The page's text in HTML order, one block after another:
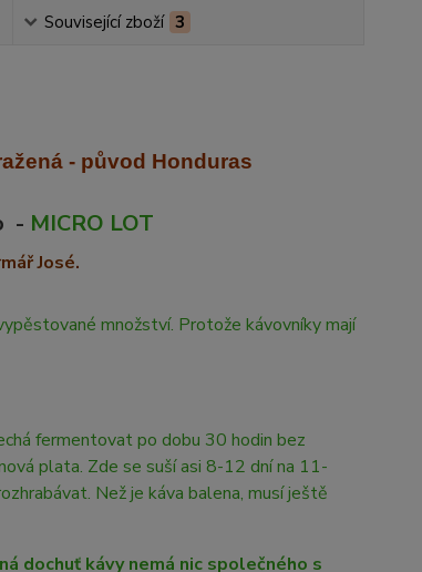
Související zboží 3
ená - původ Honduras
- MICRO LOT
José.
množství. Protože kávovníky mají
fermentovat po dobu 30 hodin bez
plata. Zde se suší asi 8-12 dní na 11-
Než je káva balena, musí ještě
dochuť kávy nemá nic společného s